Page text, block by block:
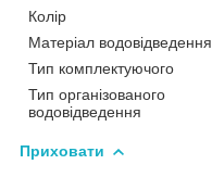
Колір
Матеріал водовідведення
Тип комплектуючого
Тип організованого
водовідведення
Приховати